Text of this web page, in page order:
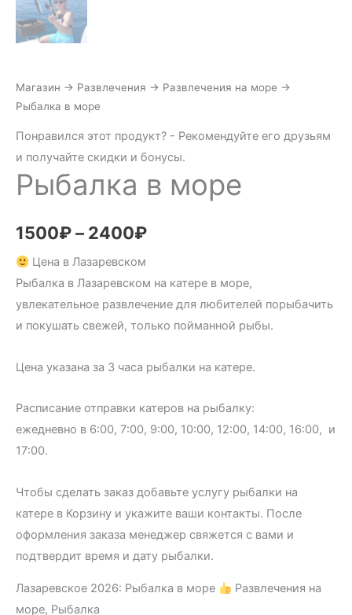
Магазин → Развлечения → Развлечения на море →
Рыбалка в море
Понравился этот продукт? - Рекомендуйте его друзьям
и получайте скидки и бонусы.
Рыбалка в море
1500₽– 2400₽
Цена в Лазаревском
Рыбалка в Лазаревском на катере в море,
увлекательное развлечение для любителей порыбачить
и покушать свежей, только пойманной рыбы.
Цена указана за 3 часа рыбалки на катере.
Расписание отправки катеров на рыбалку:
ежедневно в 6:00, 7:00, 9:00, 10:00, 12:00, 14:00, 16:00, и
17:00.
Чтобы сделать заказ добавьте услугу рыбалки на
катере в Корзину и укажите ваши контакты. После
оформления заказа менеджер свяжется с вами и
подтвердит время и дату рыбалки.
Лазаревское 2026: Рыбалка в море
Развлечения на
море, Рыбалка